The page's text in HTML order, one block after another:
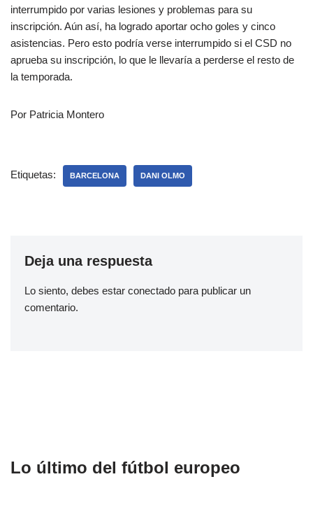
interrumpido por varias lesiones y problemas para su
inscripción. Aún así, ha logrado aportar ocho goles y cinco
asistencias. Pero esto podría verse interrumpido si el CSD no
aprueba su inscripción, lo que le llevaría a perderse el resto de
la temporada.
Por Patricia Montero
Etiquetas: BARCELONA DANI OLMO
Deja una respuesta
Lo siento, debes estar conectado para publicar un
comentario.
Lo último del fútbol europeo